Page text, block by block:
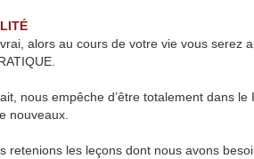
alors au cours de votre vie vous
nous empêche d’être totalement dans
nouveaux.
retenions les leçons dont nous avons